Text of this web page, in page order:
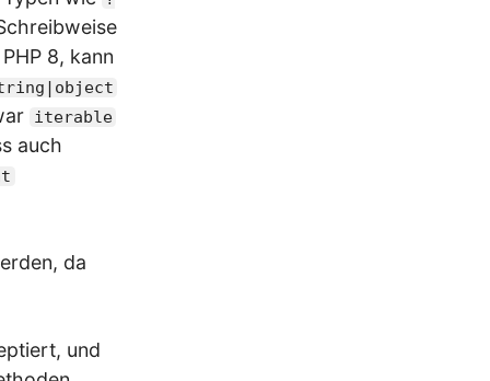
8, kann
iterable
auch
da
und